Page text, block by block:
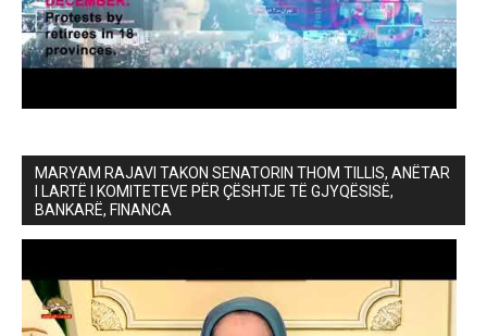
MARYAM RAJAVI TAKON SENATORIN THOM TILLIS, ANËTAR
I LARTË I KOMITETEVE PËR ÇËSHTJE TË GJYQËSISË,
BANKARË, FINANCA